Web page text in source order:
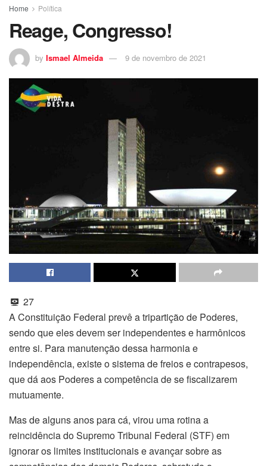
Home Política
Reage, Congresso!
by Ismael Almeida 9 de novembro de 2021
27
A Constituição Federal prevê a tripartição de Poderes,
sendo que eles devem ser independentes e harmônicos
entre si. Para manutenção dessa harmonia e
independência, existe o sistema de freios e contrapesos,
que dá aos Poderes a competência de se fiscalizarem
mutuamente.
Mas de alguns anos para cá, virou uma rotina a
reincidência do Supremo Tribunal Federal (STF) em
ignorar os limites institucionais e avançar sobre as